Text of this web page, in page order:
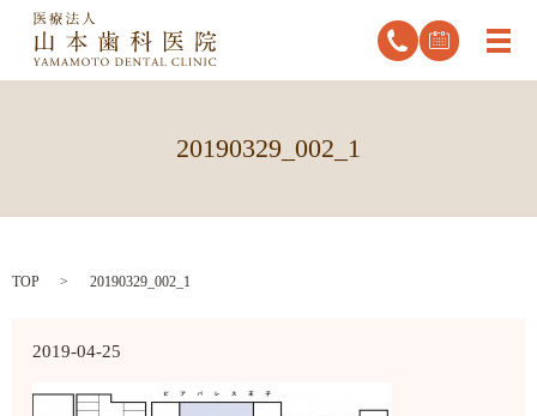
メ
20190329_002_1
TOP 20190329_002_1
2019-04-25